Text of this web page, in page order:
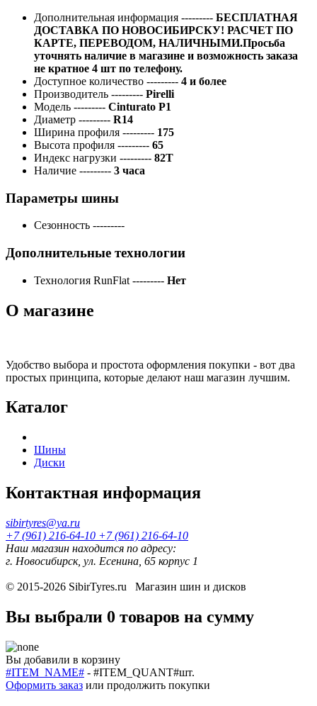
Дополнительная информация --------- БЕСПЛАТНАЯ
ДОСТАВКА ПО НОВОСИБИРСКУ! РАСЧЕТ ПО
КАРТЕ, ПЕРЕВОДОМ, НАЛИЧНЫМИ.Просьба
уточнять наличие в магазине и возможность заказа
не кратное 4 шт по телефону.
Доступное количество --------- 4 и более
Производитель --------- Pirelli
Модель --------- Cinturato P1
Диаметр --------- R14
Ширина профиля --------- 175
Высота профиля --------- 65
Индекс нагрузки --------- 82T
Наличие --------- 3 часа
Параметры шины
Сезонность ---------
Дополнительные технологии
Технология RunFlat --------- Нет
О магазине
Удобство выбора и простота оформления покупки - вот два
простых принципа, которые делают наш магазин лучшим.
Каталог
Шины
Диски
Контактная информация
sibirtyres@ya.ru
+7 (961) 216-64-10 +7 (961) 216-64-10
Наш магазин находится по адресу:
г. Новосибирск, ул. Есенина, 65 корпус 1
© 2015-2026 SibirTyres.ru Магазин шин и дисков
Вы выбрали 0 товаров на сумму
Вы добавили в корзину
#ITEM_NAME# - #ITEM_QUANT#шт.
Оформить заказ или продолжить покупки